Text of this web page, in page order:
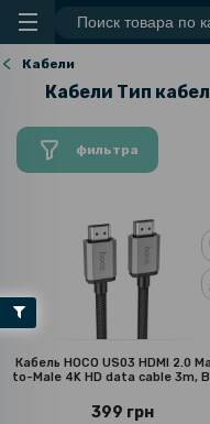
Кабели
Кабели Тип
фильтра
Кабель HOCO US03 HDMI 2.0
to-Male 4K HD data cable 3m,
399 грн